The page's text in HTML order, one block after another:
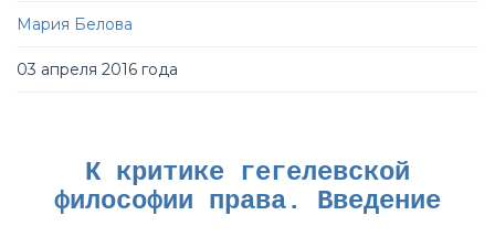
Мария Белова
03 апреля 2016 года
К критике гегелевской
философии права. Введение